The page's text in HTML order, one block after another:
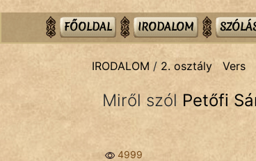
Eposz
Kötelező
FŐOLDAL IRODALOM
IRODALOM / 2. osztály Vers
Miről szól Petőfi
4999